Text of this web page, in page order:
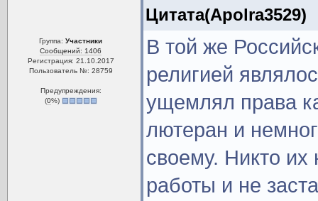
Группа:Участники
Сообщений: 1406
Регистрация: 21.10.2017
Пользователь №: 28759
Предупреждения:
(0%)
Цитата(Apolra3529)
В той же
религией
ущемлял права
лютеран и
своему. Никто
работы и не